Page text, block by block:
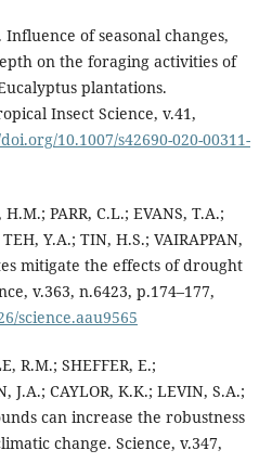
Influence of seasonal changes,
on the foraging activities of
plantations.
Insect Science, v.41,
10.1007/s42690-020-00311-
PARR, C.L.; EVANS, T.A.;
Y.A.; TIN, H.S.; VAIRAPPAN,
mitigate the effects of drought
v.363, n.6423, p.174–177,
science.aau9565
R.M.; SHEFFER, E.;
J.A.; CAYLOR, K.K.; LEVIN, S.A.;
can increase the robustness
change. Science, v.347,